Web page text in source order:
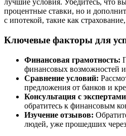
лучшие условия. Убедитесь, что
процентные ставки, но и
с ипотекой, такие как
Ключевые факторы для
Финансовая грамотность:
финансовых возможностей
Сравнение условий:
предложения от банков и
Консультация с
обратитесь к финансовым
Изучение отзывов:
людей, уже прошедших